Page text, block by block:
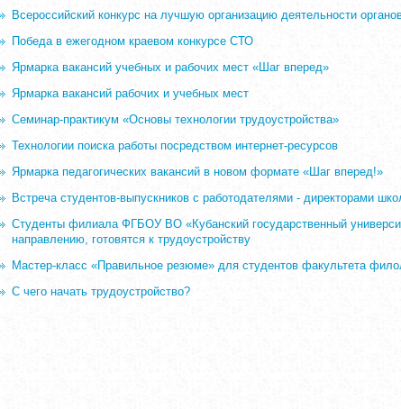
Всероссийский конкурс на лучшую организацию деятельности
Победа в ежегодном краевом конкурсе СТО
Ярмарка вакансий учебных и рабочих мест «Шаг вперед»
Ярмарка вакансий рабочих и учебных мест
Семинар-практикум «Основы технологии трудоустройства»
Технологии поиска работы посредством интернет-ресурсов
Ярмарка педагогических вакансий в новом формате «Шаг вперед!»
Встреча студентов-выпускников с работодателями - директорами
Студенты филиала ФГБОУ ВО «Кубанский государственный
направлению, готовятся к трудоустройству
Мастер-класс «Правильное резюме» для студентов факультета
С чего начать трудоустройство?